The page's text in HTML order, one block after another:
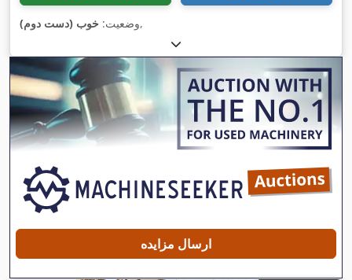
وضعیت: خوب (دست دوم) ,
ارسال مزایده